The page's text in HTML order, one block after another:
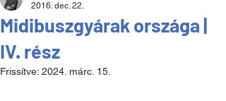
Midibuszgyárak országa |
IV. rész
2016. dec. 22.
Frissítve: 2024. márc. 15.